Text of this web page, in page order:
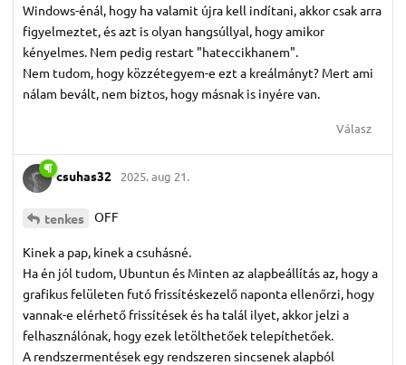
Windows-énál, hogy ha valamit újra kell indítani, akkor csak arra
figyelmeztet, és azt is olyan hangsúllyal, hogy amikor
kényelmes. Nem pedig restart "hateccikhanem".
Nem tudom, hogy közzétegyem-e ezt a kreálmányt? Mert ami
nálam bevált, nem biztos, hogy másnak is inyére van.
Válasz
csuhas32 2025. aug 21.
tenkes OFF
Kinek a pap, kinek a csuhásné.
Ha én jól tudom, Ubuntun és Minten az alapbeállítás az, hogy a
grafikus felületen futó frissítéskezelő naponta ellenőrzi, hogy
vannak-e elérhető frissítések és ha talál ilyet, akkor jelzi a
felhasználónak, hogy ezek letölthetőek telepíthetőek.
A rendszermentések egy rendszeren sincsenek alapból